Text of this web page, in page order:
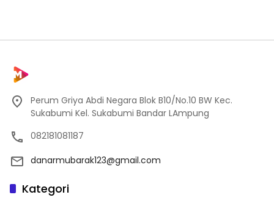
Perum Griya Abdi Negara Blok B10/No.10 BW Kec.
Sukabumi Kel. Sukabumi Bandar LAmpung
082181081187
danarmubarak123@gmail.com
Kategori